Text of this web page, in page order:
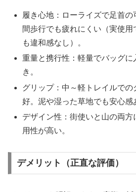
履き心地：ローライズで足首
間歩行でも疲れにくい（実使
も違和感なし）。
重量と携行性：軽量でバッグに
き。
グリップ：中～軽トレイルでの
好。泥や湿った草地でも安心感
デザイン性：街使いと山の両方
用性が高い。
デメリット（正直な評価）